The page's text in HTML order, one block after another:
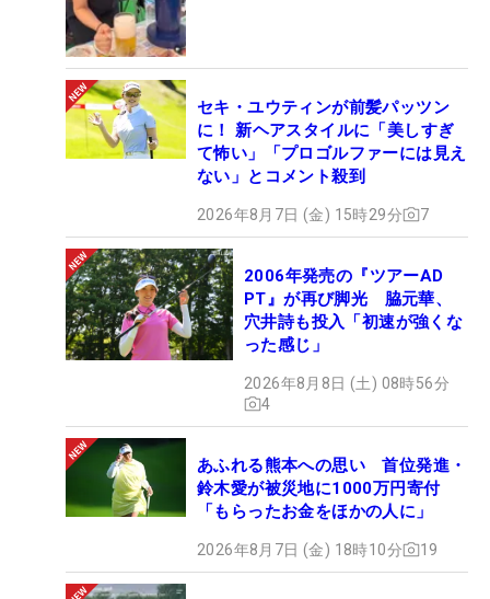
セキ・ユウティンが前髪パッツン
に！ 新ヘアスタイルに「美しすぎ
て怖い」「プロゴルファーには見え
ない」とコメント殺到
2026年8月7日 (金) 15時29分 7
2006年発売の『ツアーAD
PT』が再び脚光 脇元華、
穴井詩も投入「初速が強くな
った感じ」
2026年8月8日 (土) 08時56分
4
あふれる熊本への思い 首位発進・
鈴木愛が被災地に1000万円寄付
「もらったお金をほかの人に」
2026年8月7日 (金) 18時10分 19